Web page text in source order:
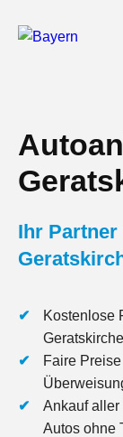
Ihr Partner
Kostenlose
Faire
Ankauf aller
Autos ohne